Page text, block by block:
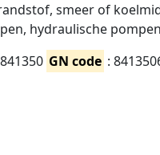
smeer of
hydraulische
GN code :